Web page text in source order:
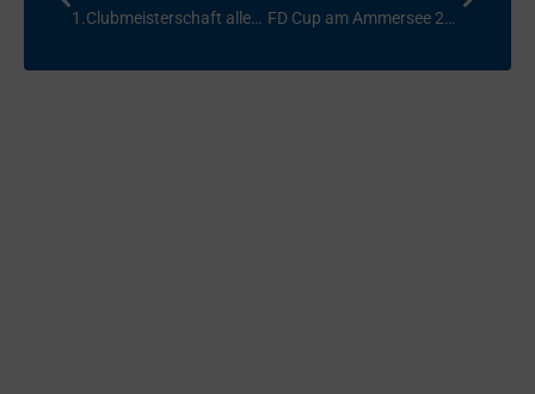
1.Clubmeisterschaft aller Klassen FD Cup am Ammersee 2017